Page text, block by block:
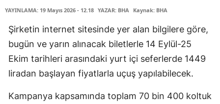
YAYINLAMA: 19 Mayıs 2026 - 12.18 YAZAR: BHA Kaynak: BHA
Şirketin internet sitesinde yer alan bilgilere göre,
bugün ve yarın alınacak biletlerle 14 Eylül-25
Ekim tarihleri arasındaki yurt içi seferlerde 1449
liradan başlayan fiyatlarla uçuş yapılabilecek.
Kampanya kapsamında toplam 70 bin 400 koltuk